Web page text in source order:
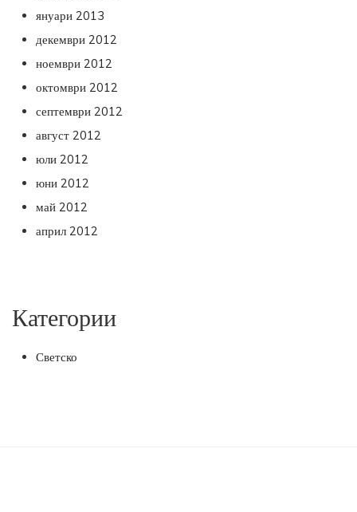
януари 2013
декември 2012
ноември 2012
октомври 2012
септември 2012
август 2012
юли 2012
юни 2012
май 2012
април 2012
Категории
Светско